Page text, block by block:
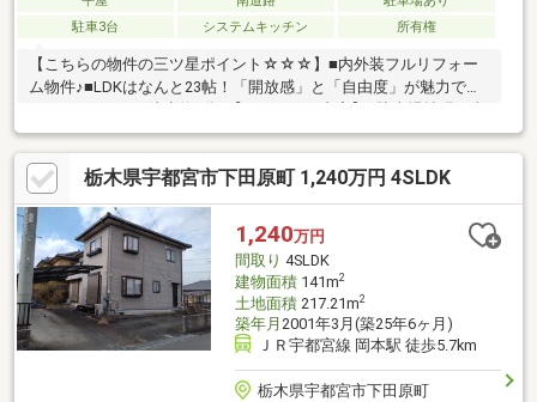
駐車3台
システムキッチン 所有権
【こちらの物件の三ツ星ポイント☆☆☆】■内外装フルリフォー
ム物件♪■LDKはなんと23帖！「開放感」と「自由度」が魅力で
す！■スーパーは徒歩約5分♪【リフォーム内容】■駐車場拡張工事
■駐車場土間打ち工事■外壁塗装■防蟻工事（施工後5年間保証）■
キッチン・風呂・トイレ・洗面台：新品交換■床フロアタイル貼
り■壁天井クロス張替■建具交換■シューズボックス交換■照明器具
交換■ハウスクリーニング 他当社は全員が【宅地建物取引
士】！ご購入の手続き・住宅ローン等、一緒にサポートします♪お
問い合わせは、電話・メールどちらでもOK！まずは、お気軽にお
問い合わせください☆
栃木県宇都宮市下田原町 1,240万円 4SLDK
1,240万円
間取り 4SLDK
建物面積141m2
土地面積217.21m2
築年月 2001年3月(築25年6ヶ月)
ＪＲ宇都宮線 岡本駅 徒歩5.7km
栃木県宇都宮市下田原町